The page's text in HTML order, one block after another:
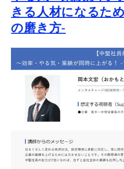
きる人材になるた
の磨き方-